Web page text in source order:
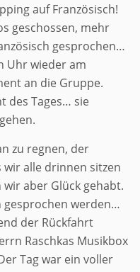
auf Französisch!
geschossen, mehr
gesprochen…
Uhr wieder am
an die Gruppe.
des Tages… sie
zu regnen, der
wir alle drinnen sitzen
aber Glück gehabt.
gesprochen werden…
der Rückfahrt
Raschkas Musikbox
Tag war ein voller